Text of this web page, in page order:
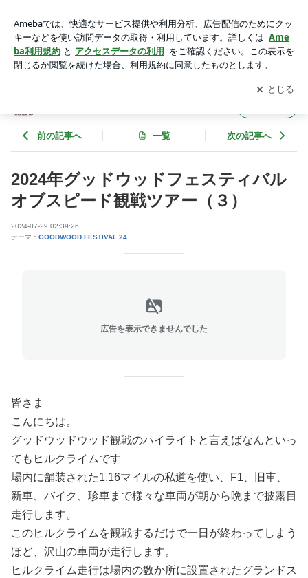
（３） | eAMATRAVELのブログ
アプリをダウンロードして ブログの更新通知
を受け取りまし
ょう。
開く
前の記事へ 一覧 次の記事へ
2024年グッドウッドフェスティバル
オブスピード観戦ツアー（３）
2024-07-29 02:39:26
テーマ： GOODWOOD FESTIVAL 24
広告を表示できませんでした
皆さま
こんにちは。
グッドウッドウッド観戦のハイライトと言えばなんといっ
てもヒルクライムです
場内に舗装された1.16マイルの私道を使い、F1、旧車、
新車、バイク、珍車まで様々な車両が朝から晩まで披露目
走行します。
このヒルクライムを観戦するだけで一日が終わってしまう
ほど、沢山の車両が走行します。
ヒルクライム走行は場内の数か所に設置されたグランドス